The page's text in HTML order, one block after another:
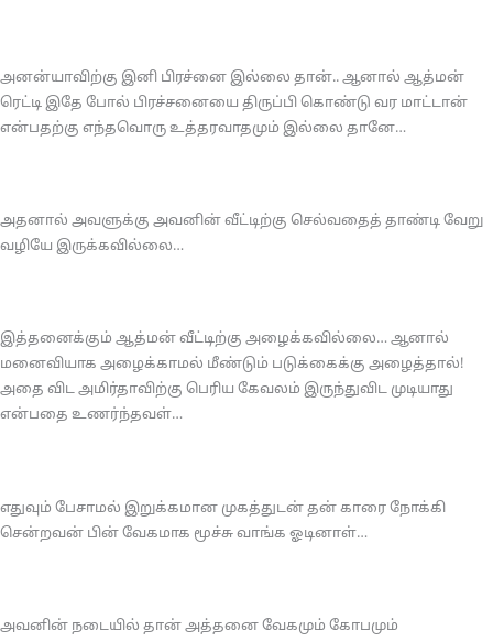
அனன்யாவிற்கு இனி பிரச்னை இல்லை தான்.. ஆனால் ஆத்மன்
ரெட்டி இதே போல் பிரச்சனையை திருப்பி கொண்டு வர மாட்டான்
என்பதற்கு எந்தவொரு உத்தரவாதமும் இல்லை தானே…
அதனால் அவளுக்கு அவனின் வீட்டிற்கு செல்வதைத் தாண்டி வேறு
வழியே இருக்கவில்லை…
இத்தனைக்கும் ஆத்மன் வீட்டிற்கு அழைக்கவில்லை… ஆனால்
மனைவியாக அழைக்காமல் மீண்டும் படுக்கைக்கு அழைத்தால்!
அதை விட அமிர்தாவிற்கு பெரிய கேவலம் இருந்துவிட முடியாது
என்பதை உணர்ந்தவள்…
எதுவும் பேசாமல் இறுக்கமான முகத்துடன் தன் காரை நோக்கி
சென்றவன் பின் வேகமாக மூச்சு வாங்க ஓடினாள்…
அவனின் நடையில் தான் அத்தனை வேகமும் கோபமும்